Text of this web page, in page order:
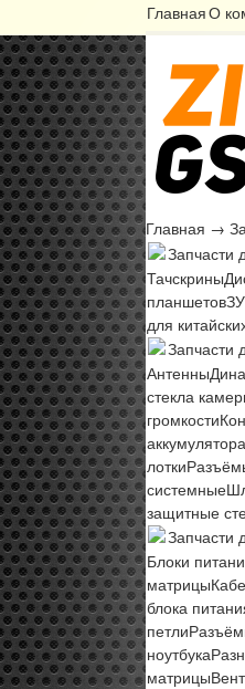
ГлавнаяО
Главная →
Запчасти
Тачскрины
планшетов
для
Запчасти
Антенны
стекла
громкости
аккумулятора
лотки
системные
защитные
Запчасти
Блоки
матрицы
блока
петли
ноутбука
матрицы